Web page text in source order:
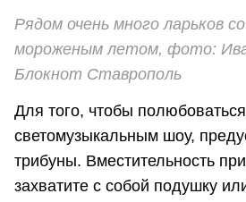
Рядом очень много ларьков
мороженым летом, фото:
Блокнот Ставрополь
Для того, чтобы полюбоваться
светомузыкальным шоу,
трибуны. Вместительность
захватите с собой подушку